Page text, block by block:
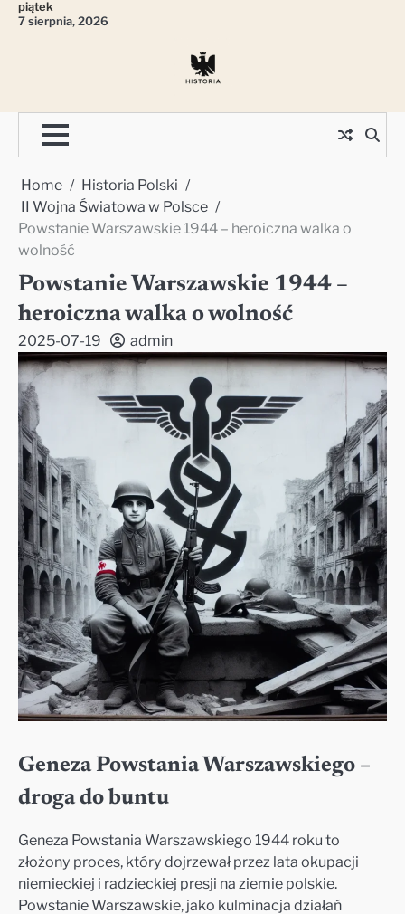
Skippiątek
7 sierpnia, 2026
Home
Historia Polski
II Wojna Światowa w Polsce
Powstanie Warszawskie 1944 – heroiczna walka o
wolność
Powstanie Warszawskie 1944 –
heroiczna walka o wolność
2025-07-19 admin
Geneza Powstania Warszawskiego –
droga do buntu
Geneza Powstania Warszawskiego 1944 roku to
złożony proces, który dojrzewał przez lata okupacji
niemieckiej i radzieckiej presji na ziemie polskie.
Powstanie Warszawskie, jako kulminacja działań